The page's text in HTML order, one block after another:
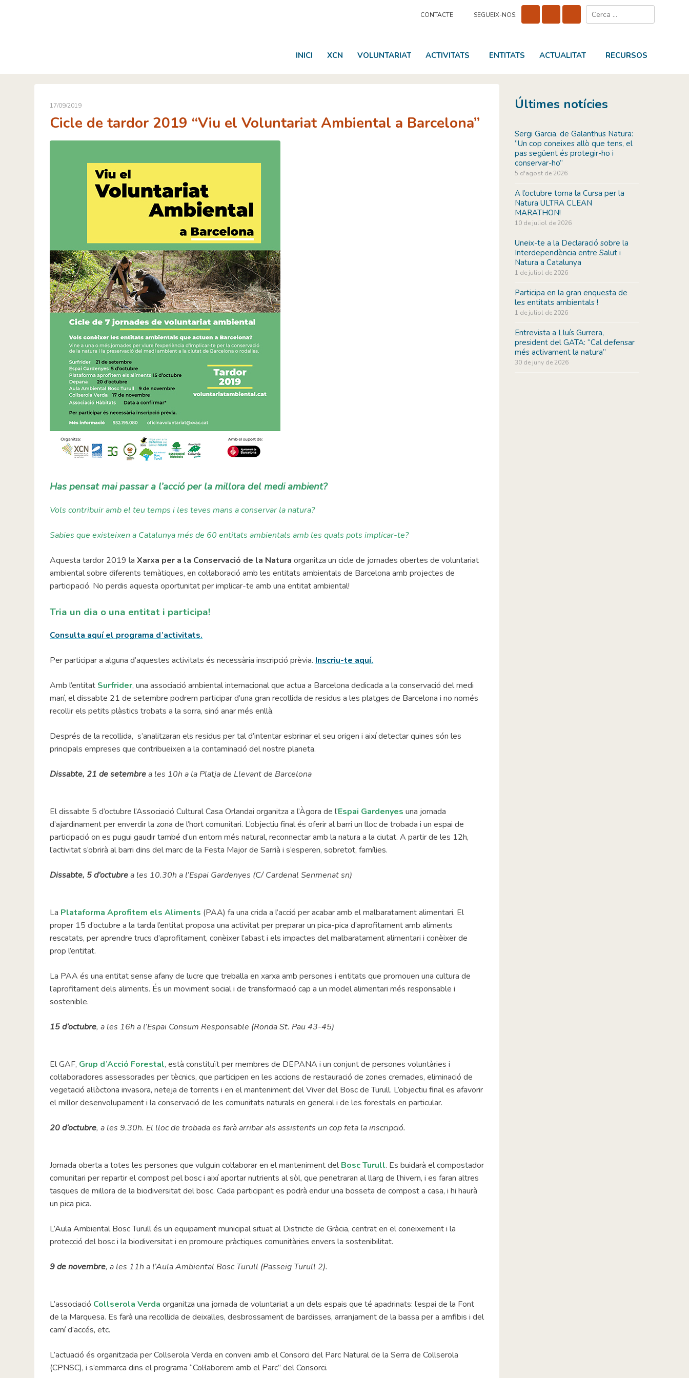
CONTACTE SEGUEIX-NOS:
INICI XCN VOLUNTARIAT ACTIVITATS ENTITATS ACTUALITAT RECURSOS
17/09/2019
Cicle de tardor 2019 “Viu el Voluntariat Ambiental a Barcelona”
Has pensat mai passar a l’acció per la millora del medi ambient?
Vols contribuir amb el teu temps i les teves mans a conservar la natura?
Sabies que existeixen a Catalunya més de 60 entitats ambientals amb les quals pots implicar-te?
Aquesta tardor 2019 laXarxa per a la Conservació de la Natura organitza un cicle de jornades obertes de voluntariat
ambiental sobre diferents temàtiques, en col·laboració amb les entitats ambientals de Barcelona amb projectes de
participació. No perdis aquesta oportunitat per implicar-te amb una entitat ambiental!
Tria un dia o una entitat i participa!
Consulta aquí el programa d’activitats.
Per participar a alguna d’aquestes activitats és necessària inscripció prèvia.Inscriu-te aquí.
Amb l’entitat Surfrider, una associació ambiental internacional que actua a Barcelona dedicada a la conservació del medi
marí, el dissabte 21 de setembre podrem participar d’una gran recollida de residus a les platges de Barcelona i no només
recollir els petits plàstics trobats a la sorra, sinó anar més enllà.
Després de la recollida, s’analitzaran els residus per tal d’intentar esbrinar el seu origen i així detectar quines són les
principals empreses que contribueixen a la contaminació del nostre planeta.
Dissabte, 21 de setembrea les 10h a la Platja de Llevant de Barcelona
El dissabte 5 d’octubre l’Associació Cultural Casa Orlandai organitza a l’Àgora de l’Espai Gardenyes una jornada
d’ajardinament per enverdir la zona de l’hort comunitari. L’objectiu final és oferir al barri un lloc de trobada i un espai de
participació on es pugui gaudir també d’un entorn més natural, reconnectar amb la natura a la ciutat. A partir de les 12h,
l’activitat s’obrirà al barri dins del marc de la Festa Major de Sarrià i s’esperen, sobretot, famílies.
Dissabte, 5 d’octubrea les 10.30h a l’Espai Gardenyes (C/ Cardenal Senmenat sn)
La Plataforma Aprofitem els Aliments (PAA) fa una crida a l’acció per acabar amb el malbaratament alimentari. El
proper 15 d’octubre a la tarda l’entitat proposa una activitat per preparar un pica-pica d’aprofitament amb aliments
rescatats, per aprendre trucs d’aprofitament, conèixer l’abast i els impactes del malbaratament alimentari i conèixer de
prop l’entitat.
La PAA és una entitat sense afany de lucre que treballa en xarxa amb persones i entitats que promouen una cultura de
l’aprofitament dels aliments. És un moviment social i de transformació cap a un model alimentari més responsable i
sostenible.
15 d’octubre, a les 16h a l’Espai Consum Responsable (Ronda St. Pau 43-45)
El GAF, Grup d’Acció Forestal, està constituït per membres de DEPANA i un conjunt de persones voluntàries i
col·laboradores assessorades per tècnics, que participen en les accions de restauració de zones cremades, eliminació de
vegetació al·lòctona invasora, neteja de torrents i en el manteniment del Viver del Bosc de Turull. L’objectiu final es afavorir
el millor desenvolupament i la conservació de les comunitats naturals en general i de les forestals en particular.
20 d’octubre, a les 9.30h. El lloc de trobada es farà arribar als assistents un cop feta la inscripció.
Jornada oberta a totes les persones que vulguin col·laborar en el manteniment delBosc Turull. Es buidarà el compostador
comunitari per repartir el compost pel bosc i així aportar nutrients al sòl, que penetraran al llarg de l’hivern, i es faran altres
tasques de millora de la biodiversitat del bosc. Cada participant es podrà endur una bosseta de compost a casa, i hi haurà
un pica pica.
L’Aula Ambiental Bosc Turull és un equipament municipal situat al Districte de Gràcia, centrat en el coneixement i la
protecció del bosc i la biodiversitat i en promoure pràctiques comunitàries envers la sostenibilitat.
9 de novembre, a les 11h a l’Aula Ambiental Bosc Turull (Passeig Turull 2).
L’associació Collserola Verda organitza una jornada de voluntariat a un dels espais que té apadrinats: l’espai de la Font
de la Marquesa. Es farà una recollida de deixalles, desbrossament de bardisses, arranjament de la bassa per a amfibis i del
camí d’accés, etc.
L’actuació és organitzada per Collserola Verda en conveni amb el Consorci del Parc Natural de la Serra de Collserola
(CPNSC), i s’emmarca dins el programa “Col·laborem amb el Parc” del Consorci.
Últimes notícies
Sergi Garcia, de Galanthus Natura:
”Un cop coneixes allò que tens, el
pas següent és protegir-ho i
conservar-ho”
5 d'agost de 2026
A l’octubre torna la Cursa per la
Natura ULTRA CLEAN
MARATHON!
10 de juliol de 2026
Uneix-te a la Declaració sobre la
Interdependència entre Salut i
Natura a Catalunya
1 de juliol de 2026
Participa en la gran enquesta de
les entitats ambientals !
1 de juliol de 2026
Entrevista a Lluís Gurrera,
president del GATA: “Cal defensar
més activament la natura”
30 de juny de 2026